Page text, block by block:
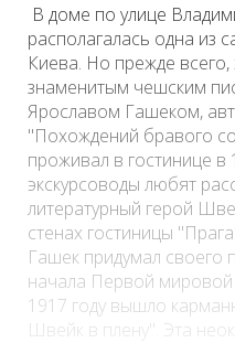
В доме по улице
располагалась одна из
Киева. Но прежде всего,
знаменитым чешским
Ярославом Гашеком,
"Похождений бравого
проживал в гостинице в
экскурсоводы любят
литературный герой
стенах гостиницы
Гашек придумал своего
начала Первой
1917 году вышло
Швейк в плену". Эта